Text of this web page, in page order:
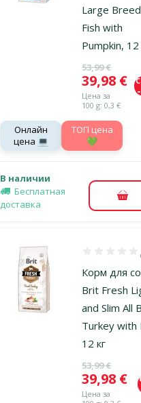
Large
Fish with
Pumpkin, 12
Исходная
53,99 €
Цена
39,98 €
Цена за
100 g: 0,3 €
Онлайн
цена 💻
TOП цена
💚
В наличии
Бесплатная
доставка
В
Корм для
Brit Fresh
and Slim All
Turkey with
12 кг
Оценка
Исходная
53,99 €
Цена
39,98 €
Цена за